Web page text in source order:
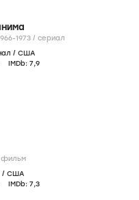
1973 / сериал
/ США
IMDb: 7,9
фильм
/ США
IMDb: 7,3